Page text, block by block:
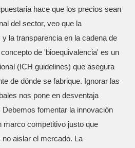
hace que los precios sean
del sector, veo que la
la transparencia en la cadena de
de 'bioequivalencia' es un
(ICH guidelines) que asegura
de dónde se fabrique. Ignorar las
nos pone en desventaja
fomentar la innovación
marco competitivo justo que
no aislar el mercado. La